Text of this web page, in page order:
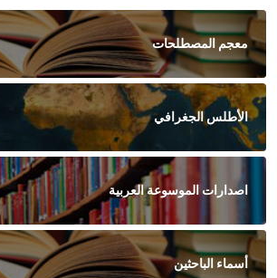
معجم المصطلحات
الأطلس الجغرافي
اصدارات الموسوعة العربية
أسماء الباحثين